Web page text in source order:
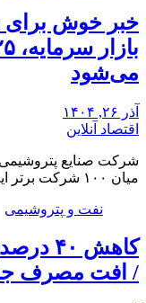
خبر خوش برای
می‌شود
آذر ۲۶, ۱۴۰۴
اقتصاد آنلاین
شرکت صنایع
میان ۱۰۰ شرکت برتر ایران، از محل سود…
نفت و پتروشیمی
کاهش
/ افت مصرف